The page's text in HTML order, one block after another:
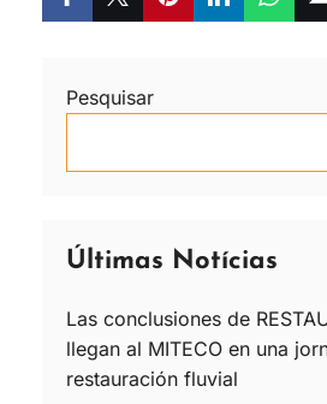
Pesquisar
Últimas Notícias
Las conclusiones de
llegan al MITECO en una
restauración fluvial